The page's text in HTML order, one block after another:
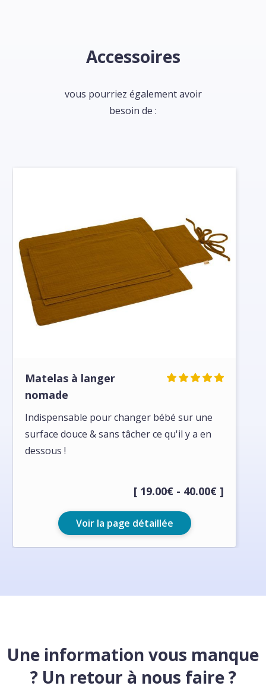
Accessoires
vous pourriez également avoir
besoin de :
Matelas à langer
nomade
Indispensable pour changer bébé sur une
surface douce & sans tâcher ce qu'il y a en
dessous !
[ 19.00€ - 40.00€ ]
Voir la page détaillée
Une information vous manque
? Un retour à nous faire ?